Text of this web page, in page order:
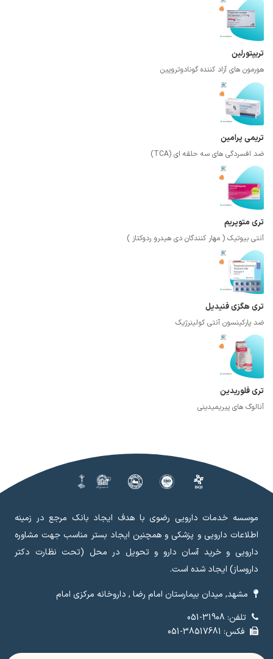
تریپتورلین
هورمون های آزاد کننده گونادوتروپین
تریمی پرامین
ضد افسردگی های سه حلقه ای (TCA)
تری متوپریم
آنتی بیوتیک ( مهار کنندگان دی هیدرو ردوکتاز )
تری هگزی فنیدیل
ضد پارکینسون آنتی کولینرژیک
تری فلوریدین
آنالوگ های پیریمیدینی
موسسه خدمات دارویی رضوی با هدف ایجاد بانک مرجع در زمینه
اطلاعات دارویی و پزشکی و همچنین ایجاد بستر مناسب جهت مشاوره
دارویی و خرید آسان دارو و تحویل در محل (تحت نظارت دکتر
داروساز) ایجاد شده است.
مشهد, میدان بیمارستان امام رضا , داروخانه مرکزی امام
تلفن: 31908-051
فکس: 38517681-051